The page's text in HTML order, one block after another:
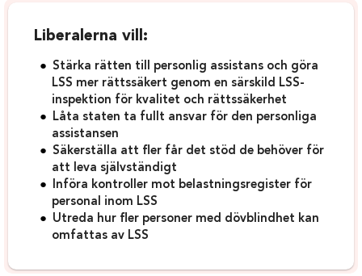
Liberalerna vill:
Stärka rätten till personlig assistans och göra
LSS mer rättssäkert genom en särskild LSS-
inspektion för kvalitet och rättssäkerhet
Låta staten ta fullt ansvar för den personliga
assistansen
Säkerställa att fler får det stöd de behöver för
att leva självständigt
Införa kontroller mot belastningsregister för
personal inom LSS
Utreda hur fler personer med dövblindhet kan
omfattas av LSS